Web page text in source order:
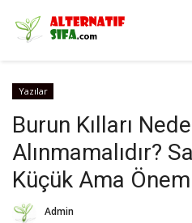
Yazılar
Burun Kılları
Alınmamalıdır?
Küçük Ama
Admin